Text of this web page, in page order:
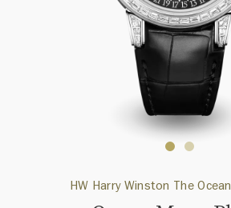
HW Harry Winston The